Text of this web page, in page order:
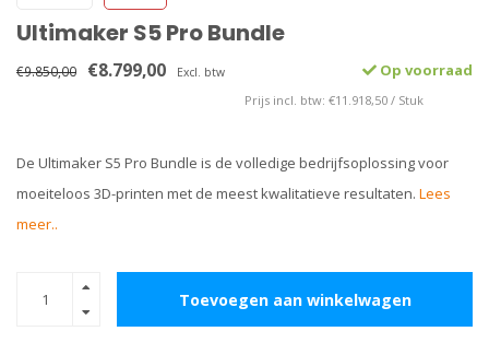
Ultimaker S5 Pro Bundle
€9.850,00 €8.799,00 Excl. btw Op voorraad
Prijs incl. btw: €11.918,50 / Stuk
De Ultimaker S5 Pro Bundle is de volledige bedrijfsoplossing voor
moeiteloos 3D-printen met de meest kwalitatieve resultaten. Lees
meer..
Toevoegen aan winkelwagen